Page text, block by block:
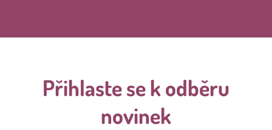
Přihlaste se k odběru
novinek